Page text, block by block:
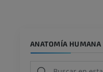
ANATOMÍA HUMANA